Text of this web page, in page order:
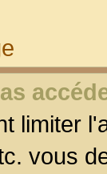
limiter
vous